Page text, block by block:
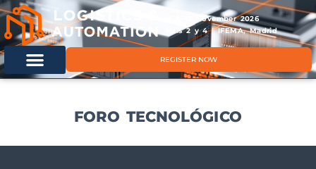
11 & 12 November 2026
Hals 2 y 4 | IFEMA, Madrid
REGISTER NOW
FORO TECNOLÓGICO